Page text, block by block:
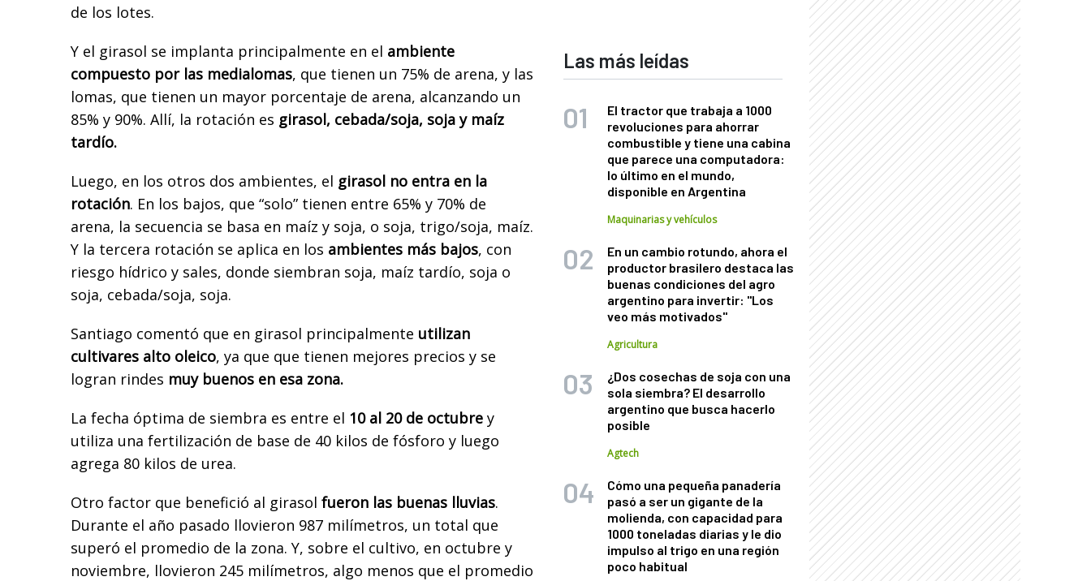
de los lotes.
Y el girasol se implanta principalmente en el ambiente
compuesto por las medialomas, que tienen un 75% de arena, y las
lomas, que tienen un mayor porcentaje de arena, alcanzando un
85% y 90%. Allí, la rotación es girasol, cebada/soja, soja y maíz
tardío.
Luego, en los otros dos ambientes, el girasol no entra en la
rotación. En los bajos, que “solo” tienen entre 65% y 70% de
arena, la secuencia se basa en maíz y soja, o soja, trigo/soja, maíz.
Y la tercera rotación se aplica en los ambientes más bajos, con
riesgo hídrico y sales, donde siembran soja, maíz tardío, soja o
soja, cebada/soja, soja.
Santiago comentó que en girasol principalmente utilizan
cultivares alto oleico, ya que que tienen mejores precios y se
logran rindes muy buenos en esa zona.
La fecha óptima de siembra es entre el 10 al 20 de octubre y
utiliza una fertilización de base de 40 kilos de fósforo y luego
agrega 80 kilos de urea.
Otro factor que benefició al girasol fueron las buenas lluvias.
Durante el año pasado llovieron 987 milímetros, un total que
superó el promedio de la zona. Y, sobre el cultivo, en octubre y
noviembre, llovieron 245 milímetros, algo menos que el promedio
Las más leídas
El tractor que trabaja a 1000
revoluciones para ahorrar
combustible y tiene una cabina
que parece una computadora:
lo último en el mundo,
disponible en Argentina
Maquinarias y vehículos
En un cambio rotundo, ahora el
productor brasilero destaca las
buenas condiciones del agro
argentino para invertir: "Los
veo más motivados"
Agricultura
¿Dos cosechas de soja con una
sola siembra? El desarrollo
argentino que busca hacerlo
posible
Agtech
Cómo una pequeña panadería
pasó a ser un gigante de la
molienda, con capacidad para
1000 toneladas diarias y le dio
impulso al trigo en una región
poco habitual